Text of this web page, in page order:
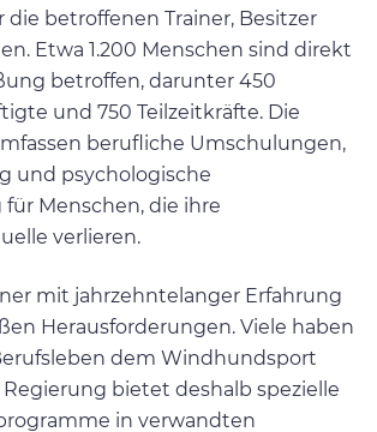
die betroffenen Trainer, Besitzer
Etwa 1.200 Menschen sind direkt
betroffen, darunter 450
und 750 Teilzeitkräfte. Die
berufliche Umschulungen,
und psychologische
Menschen, die ihre
verlieren.
mit jahrzehntelanger Erfahrung
Herausforderungen. Viele haben
dem Windhundsport
bietet deshalb spezielle
in verwandten